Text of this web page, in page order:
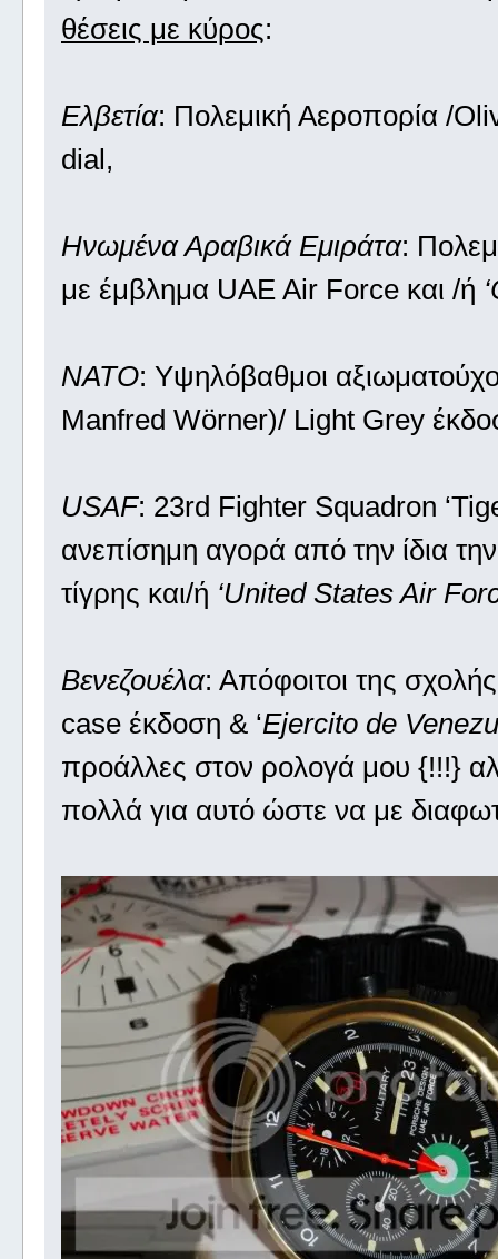
θέσεις με κύρος:
Ελβετία: Πολεμική Αεροπορία /
dial,
Ηνωμένα Αραβικά Εμιράτα:
με έμβλημα UAE Air Force και /ή
NATO: Υψηλόβαθμοι
Manfred Wörner)/ Light Grey
USAF: 23rd Fighter Squadron
ανεπίσημη αγορά από την ίδια
τίγρης και/ή ‘United States Air
Βενεζουέλα: Απόφοιτοι της
case έκδοση & ‘Ejercito de
προάλλες στον ρολογά μου {!!!}
πολλά για αυτό ώστε να με